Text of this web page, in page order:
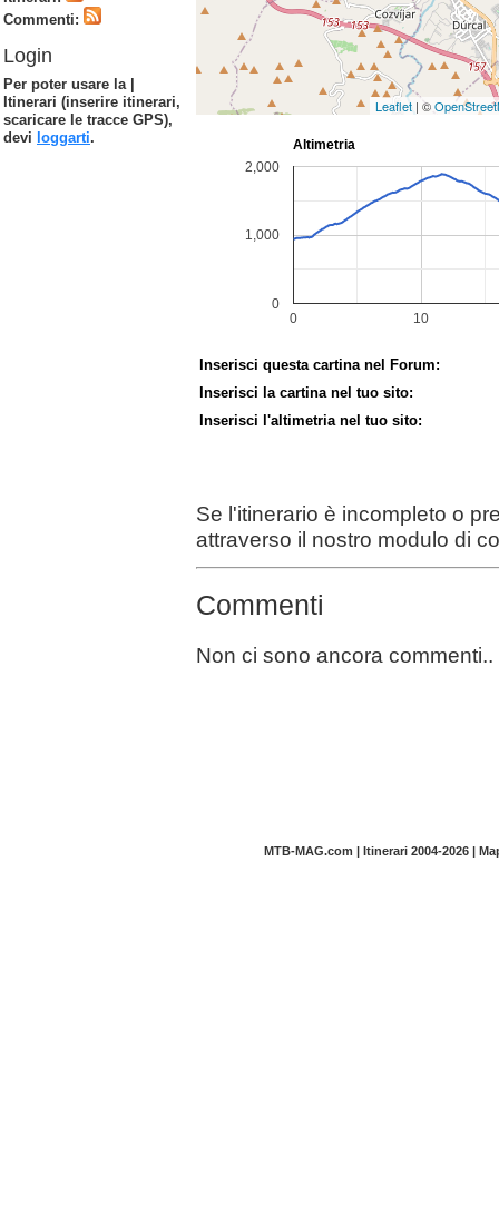
Leaflet | ©
Inserisci questa cartina nel Forum:
Inserisci la cartina nel tuo sito:
Inserisci l'altimetria nel tuo sito:
Se l'itinerario è incompleto o
attraverso il nostro modulo di
Commenti
Non ci sono ancora commenti..
Commenti:
Login
Per poter usare la |
Itinerari (inserire itinerari,
scaricare le tracce GPS),
devi loggarti.
MTB-MAG.com | Itinerari 2004-2026 |